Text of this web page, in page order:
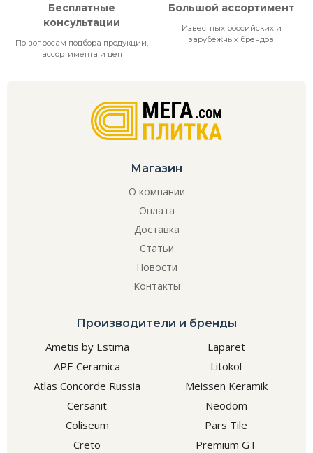
Бесплатные
консультации
По вопросам подбора продукции,
ассортимента и цен
Большой ассортимент
Известных российских и
зарубежных брендов
Магазин
О компании
Оплата
Доставка
Статьи
Новости
Контакты
Производители и бренды
Ametis by Estima
APE Ceramica
Atlas Concorde Russia
Cersanit
Coliseum
Creto
Laparet
Litokol
Meissen Keramik
Neodom
Pars Tile
Premium GT